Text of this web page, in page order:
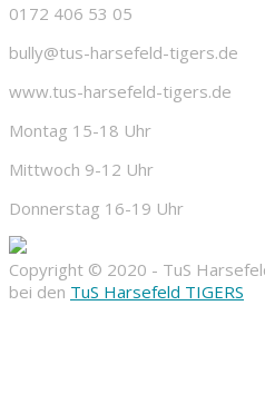
0172 406 53 05
bully@tus-harsefeld-tigers.de
www.tus-harsefeld-tigers.de
Montag 15-18 Uhr
Mittwoch 9-12 Uhr
Donnerstag 16-19 Uhr
Copyright © 2020 - TuS
bei den TuS Harsefeld TIGERS